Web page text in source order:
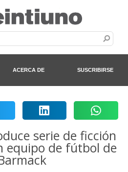
ACERCA DE SUSCRIBIRSE
serie de ficción
equipo de fútbol de